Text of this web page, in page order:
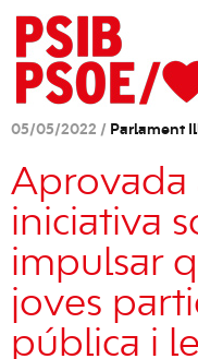
05/05/2022 / Parlament
Aprovada
iniciativa
impulsar
joves
pública i